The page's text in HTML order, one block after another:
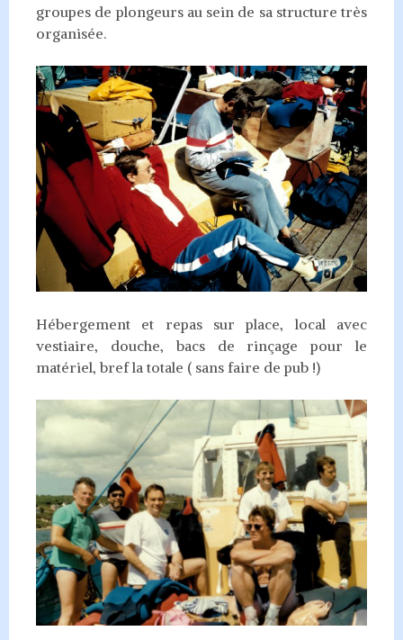
groupes de plongeurs au sein de sa structure très
organisée.
Hébergement et repas sur place, local avec
vestiaire, douche, bacs de rinçage pour le
matériel, bref la totale ( sans faire de pub !)